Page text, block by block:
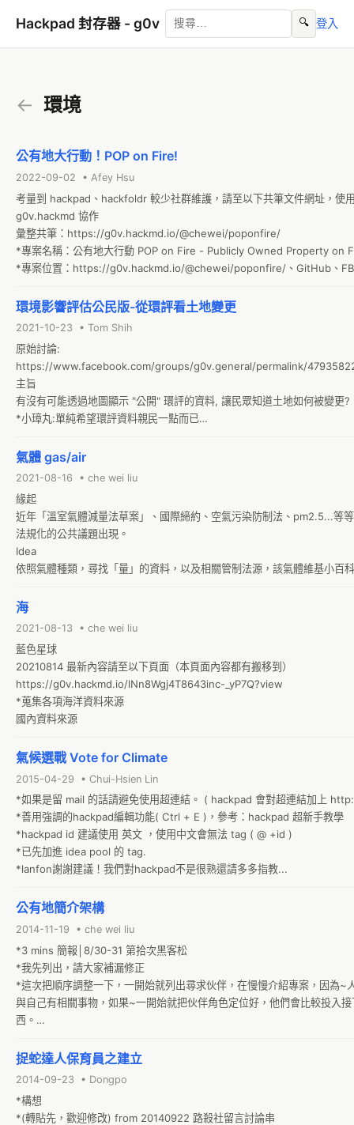
Hackpad 封存器 - g0v 🔍 登入
← 環境
公有地大行動！POP on Fire!
2022-09-02 • Afey Hsu
考量到 hackpad、hackfoldr 較少社群維護，請至以下共筆文件網址，使
g0v.hackmd 協作
彙整共筆：https://g0v.hackmd.io/@chewei/poponfire/
*專案名稱：公有地大行動 POP on Fire - Publicly Owned Property on
*專案位置：https://g0v.hackmd.io/@chewei/poponfire/、GitHub、
環境影響評估公民版-從環評看土地變更
2021-10-23 • Tom Shih
原始討論:
https://www.facebook.com/groups/g0v.general/permalink/
主旨
有沒有可能透過地圖顯示 "公開" 環評的資料, 讓民眾知道土地如何被變更?
*小璋丸:單純希望環評資料親民一點而已
氣體 gas/air
2021-08-16 • che wei liu
緣起
近年「溫室氣體減量法草案」、國際締約、空氣污染防制法、pm2.5...等
法規化的公共議題出現。
Idea
依照氣體種類，尋找「量」的資料，以及相關管制法源，該氣體維基小百
*頭份鎮恆誼化工公司三氧化硫洩漏，環保局嚴密監控中
海
2021-08-13 • che wei liu
藍色星球
20210814 最新內容請至以下頁面（本頁面內容都有搬移到）
https://g0v.hackmd.io/lNn8Wgj4T8643inc-_yP7Q?view
*蒐集各項海洋資料來源
國內資料來源
氣候選戰 Vote for Climate
2015-04-29 • Chui-Hsien Lin
*如果是留 mail 的話請避免使用超連結。 ( hackpad 會對超連結加上
*善用強調的hackpad編輯功能( Ctrl + E )，參考：hackpad 超新手教學
*hackpad id 建議使用 英文 ，使用中文會無法 tag ( @ +id )
*已先加進 idea pool 的 tag.
*lanfon謝謝建議！我們對hackpad不是很熟還請多多指教...
公有地簡介架構
2014-11-19 • che wei liu
*3 mins 簡報│8/30-31 第拾次黑客松
*我先列出，請大家補漏修正
*這次把順序調整一下，一開始就列出尋求伙伴，在慢慢介紹專案，因為~
與自己有相關事物，如果~一開始就把伙伴角色定位好，他們會比較投入
西。
上瀏覽者可看到（步調、個案..等）。
捉蛇達人保育員之建立
2014-09-23 • Dongpo
*構想
*(轉貼先，歡迎修改) from 20140922 路殺社留言討論串